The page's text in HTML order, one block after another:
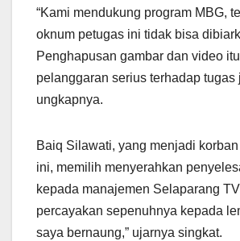
“Kami mendukung program MBG,
oknum petugas ini tidak bisa
Penghapusan gambar dan video
pelanggaran serius terhadap tugas
ungkapnya.
Baiq Silawati, yang menjadi
ini, memilih menyerahkan
kepada manajemen Selaparang
percayakan sepenuhnya kepada
saya bernaung,” ujarnya singkat.